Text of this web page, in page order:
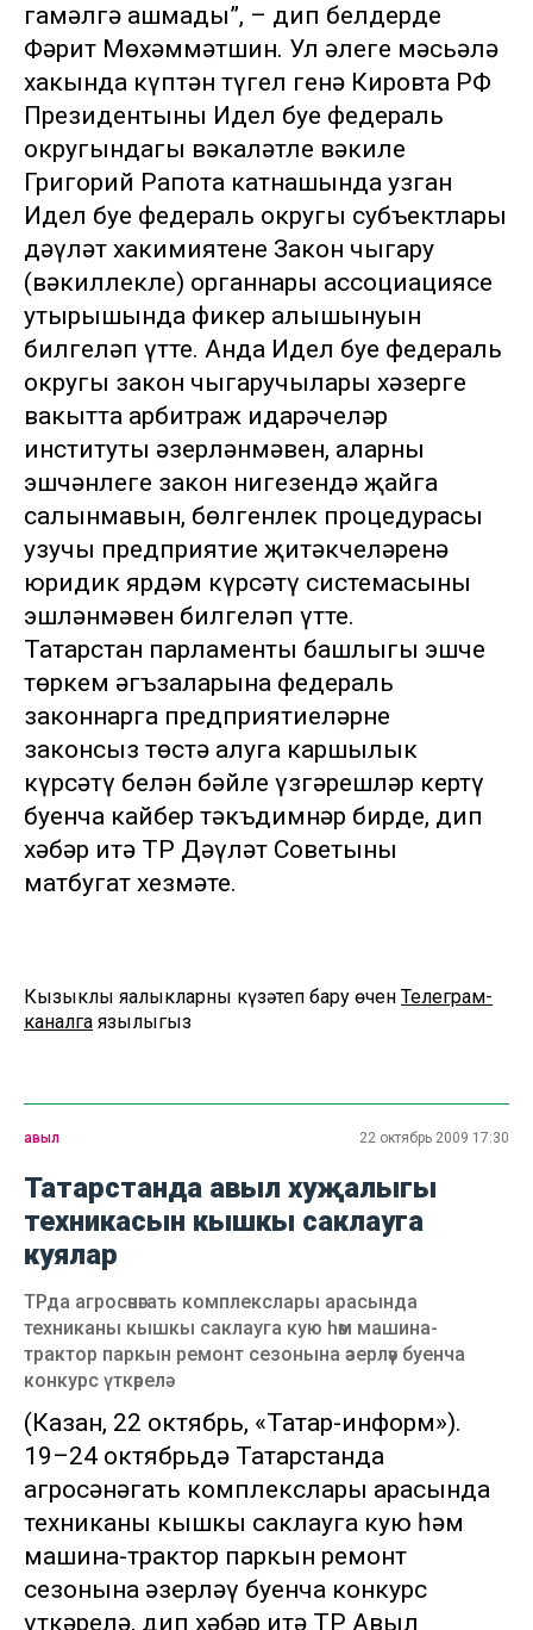
гамәлгә ашмады”, – дип белдерде
Фәрит Мөхәммәтшин. Ул әлеге мәсьәлә
хакында күптән түгел генә Кировта РФ
Президентының Идел буе федераль
округындагы вәкаләтле вәкиле
Григорий Рапота катнашында узган
Идел буе федераль округы субъектлары
дәүләт хакимиятенең Закон чыгару
(вәкиллекле) органнары ассоциациясе
утырышында фикер алышынуын
билгеләп үтте. Анда Идел буе федераль
округы закон чыгаручылары хәзерге
вакытта арбитраж идарәчеләр
институты әзерләнмәвен, аларның
эшчәнлеге закон нигезендә җайга
салынмавын, бөлгенлек процедурасы
узучы предприятие җитәкчеләренә
юридик ярдәм күрсәтү системасының
эшләнмәвен билгеләп үтте.
Татарстан парламенты башлыгы эшче
төркем әгъзаларына федераль
законнарга предприятиеләрне
законсыз төстә алуга каршылык
күрсәтү белән бәйле үзгәрешләр кертү
буенча кайбер тәкъдимнәр бирде, дип
хәбәр итә ТР Дәүләт Советының
матбугат хезмәте.
Кызыклы яңалыкларны күзәтеп бару өчен Телеграм-
каналга язылыгыз
авыл 22 октябрь 2009 17:30
Татарстанда авыл хуҗалыгы
техникасын кышкы саклауга
куялар
ТРда агросәнәгать комплекслары арасында
техниканы кышкы саклауга кую һәм машина-
трактор паркын ремонт сезонына әзерләү буенча
конкурс үткәрелә
(Казан, 22 октябрь, «Татар-информ»).
19–24 октябрьдә Татарстанда
агросәнәгать комплекслары арасында
техниканы кышкы саклауга кую һәм
машина-трактор паркын ремонт
сезонына әзерләү буенча конкурс
үткәрелә, дип хәбәр итә ТР Авыл